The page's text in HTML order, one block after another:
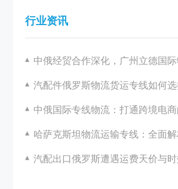
行业资讯
中俄经贸合作深化，广州立德国际物
汽配件俄罗斯物流货运专线如何选择？广州立德国际物
中俄国际专线物流：打通跨境电
哈萨克斯坦物流运输专线：全面
汽配出口俄罗斯遭遇运费天价与时效困境？